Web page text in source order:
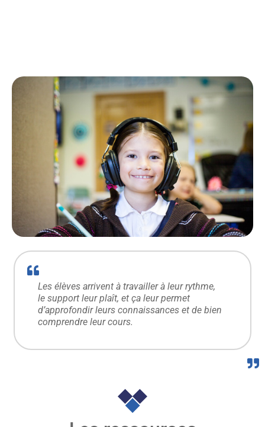
Les élèves arrivent à travailler à leur rythme,
le support leur plaît, et ça leur permet
d’approfondir leurs connaissances et de bien
comprendre leur cours.